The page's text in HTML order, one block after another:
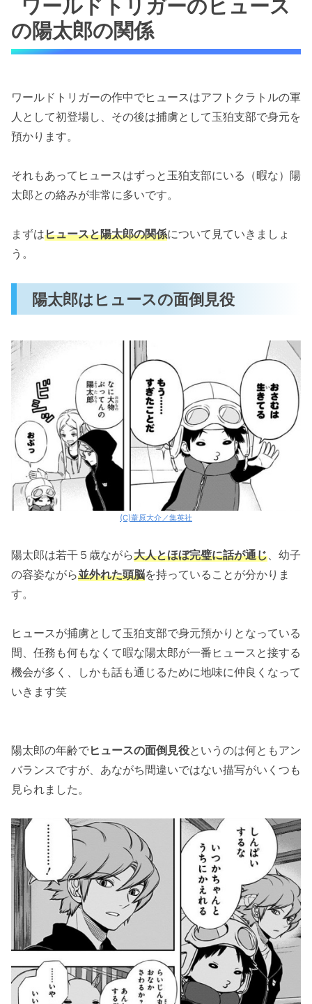
ヒュースが抜け出しても陽太郎は寛大
ワールドトリガーのヒュースが陽太郎を「先
ワールドトリガーのヒュースの陽太郎は何やか
んや仲が良い
とは？「先輩」の意味を解説！」まとめ
ワールドトリガーのヒュース
の陽太郎の関係
ワールドトリガーの作中でヒュースはアフトクラトルの軍
人として初登場し、その後は捕虜として玉狛支部で身元を
預かります。
それもあってヒュースはずっと玉狛支部にいる（暇な）陽
太郎との絡みが非常に多いです。
まずはヒュースと陽太郎の関係について見ていきましょ
う。
陽太郎はヒュースの面倒見役
(C)葦原大介／集英社
陽太郎は若干５歳ながら大人とほぼ完璧に話が通じ 、幼子
の容姿ながら並外れた頭脳を持っていることが分かりま
す。
ヒュースが捕虜として玉狛支部で身元預かりとなっている
間、任務も何もなくて暇な陽太郎が一番ヒュースと接する
機会が多く、しかも話も通じるために地味に仲良くなって
いきます笑
陽太郎の年齢でヒュースの面倒見役というのは何ともアン
バランスですが、あながち間違いではない描写がいくつも
見られました。